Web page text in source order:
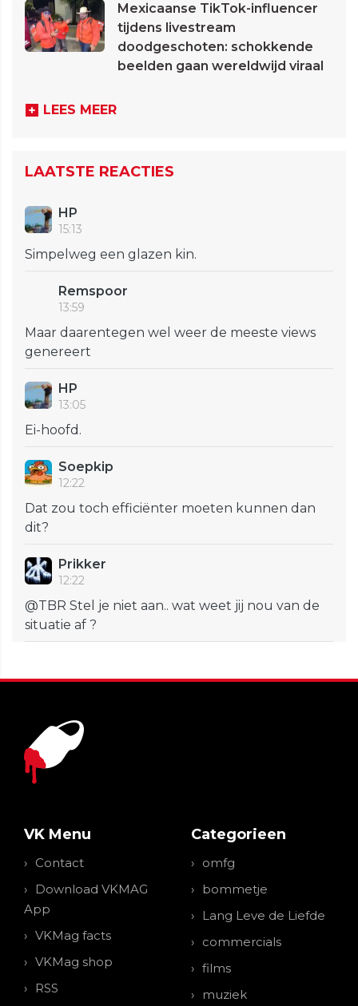
Mexicaanse TikTok-influencer
tijdens livestream
doodgeschoten: schokkende
beelden gaan wereldwijd viraal
LEES MEER
LAATSTE REACTIES
HP
15:13
Simpelweg een glazen kin.
Remspoor
13:59
Maar daarentegen wel weer de meeste views
genereert
HP
13:05
Ei-hoofd.
Soepkip
12:22
Dat zou toch efficiënter moeten kunnen dan
dit?
Prikker
12:22
@TBR Stel je niet aan.. wat weet jij nou van de
situatie af ?
VK Menu
Contact
Download VKMAG
App
VKMag facts
VKMag shop
RSS
Categorieen
omfg
bommetje
Lang Leve de Liefde
commercials
films
muziek